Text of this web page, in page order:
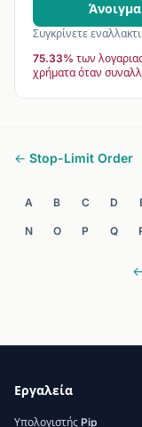
Συγκρίνετε
75.33% των
χρήματα όταν
← Stop-Limit Order
A B C D
N O P Q
Εργαλεία
Υπολογιστής Pip